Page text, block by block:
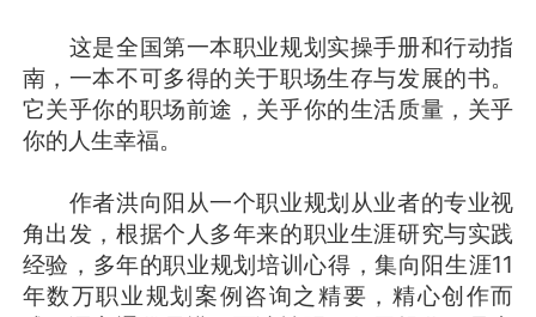
这是全国第一本职业规划实操手册和行动指
南，一本不可多得的关于职场生存与发展的书。
它关乎你的职场前途，关乎你的生活质量，关乎
你的人生幸福。
作者洪向阳从一个职业规划从业者的专业视
角出发，根据个人多年来的职业生涯研究与实践
经验，多年的职业规划培训心得，集向阳生涯11
年数万职业规划案例咨询之精要，精心创作而